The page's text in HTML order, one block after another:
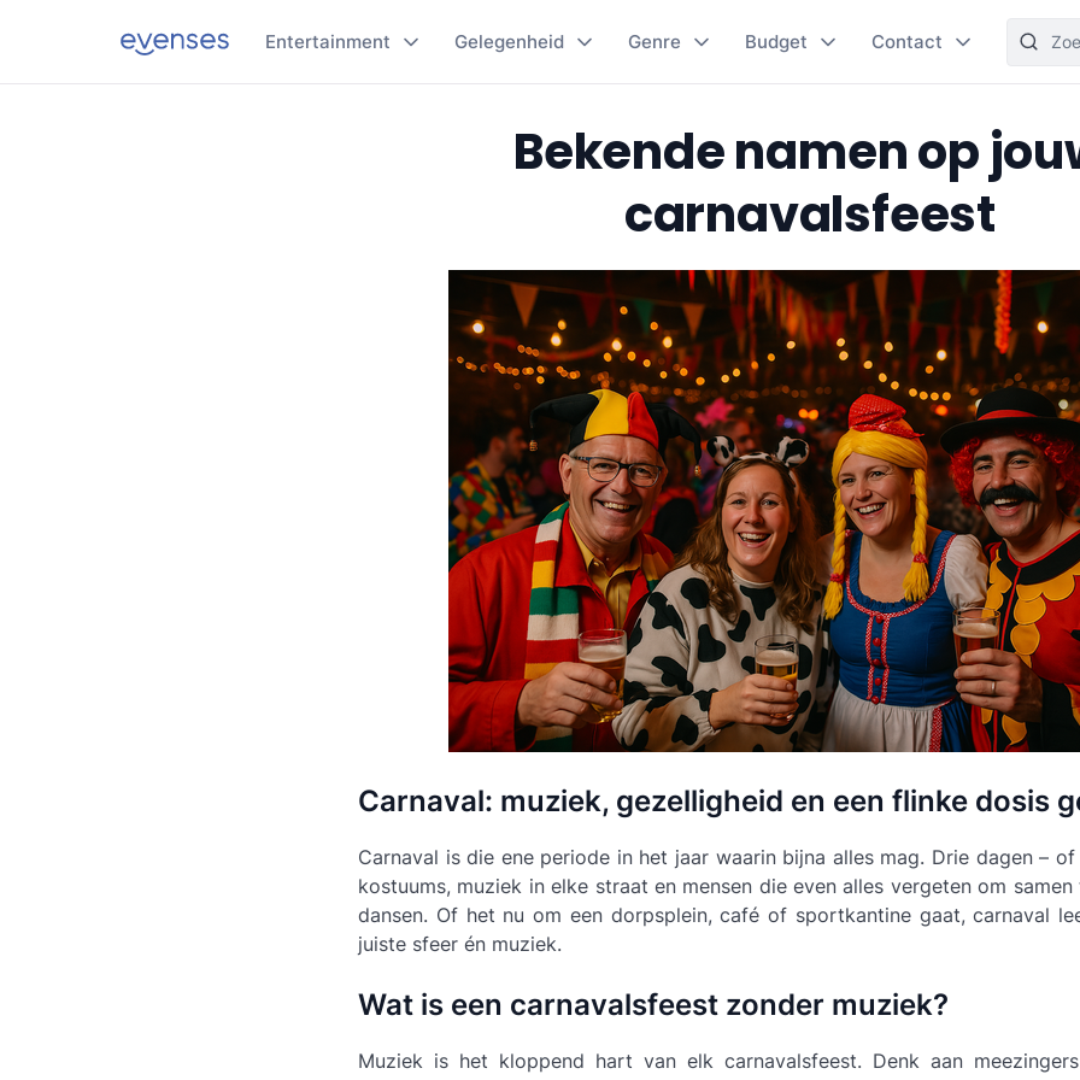
Entertainment Gelegenheid Genre Budget Contact
Bekende namen op
carnavalsfeest
Carnaval: muziek, gezelligheid en een flinke dosis
Carnaval is die ene periode in het jaar waarin bijna alles mag. Drie dagen –
kostuums, muziek in elke straat en mensen die even alles vergeten om
dansen. Of het nu om een dorpsplein, café of sportkantine gaat, carnaval
juiste sfeer én muziek.
Wat is een carnavalsfeest zonder muziek?
Muziek is het kloppend hart van elk carnavalsfeest. Denk aan